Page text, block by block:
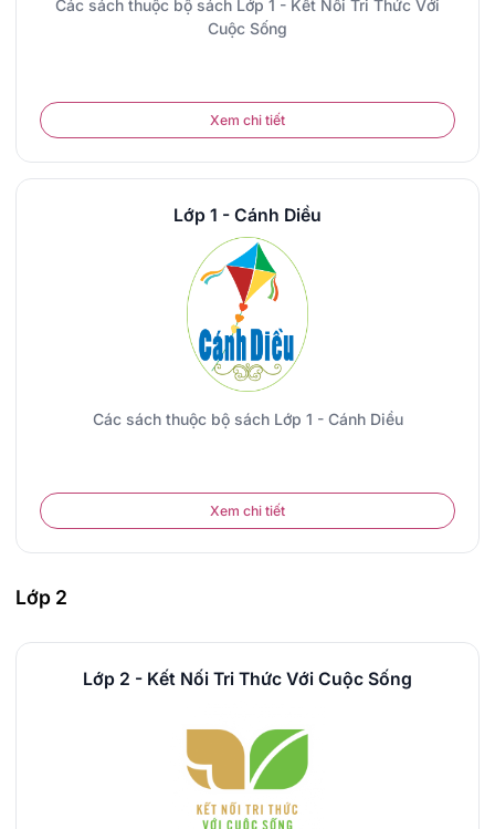
Các sách thuộc bộ sách Lớp 1 - Kết Nối Tri Thức Với
Cuộc Sống
Xem chi tiết
Lớp 1 - Cánh Diều
Các sách thuộc bộ sách Lớp 1 - Cánh Diều
Xem chi tiết
Lớp 2
Lớp 2 - Kết Nối Tri Thức Với Cuộc Sống